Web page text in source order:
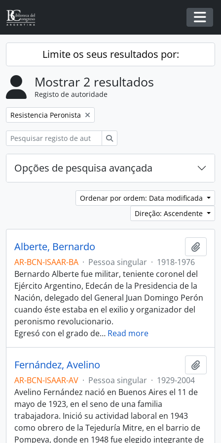
Skip to main content
Limite os seus resultados por:
Mostrar 2 resultados
Registo de autoridade
Remover filtro:
Resistencia Peronista
Opções de pesquisa avançada
Ordenar por ordem: Data modificada
Direção: Ascendente
Alberte, Bernardo
AR-BCN-ISAAR-BA · Pessoa singular · 1918-1976
Bernardo Alberte fue militar, teniente coronel del
Ejército Argentino, Edecán de la Presidencia de la
Nación, delegado del General Juan Domingo Perón
cuando éste estaba en el exilio y organizador del
peronismo revolucionario.
Egresó con el grado de… Read more
Fernández, Avelino
AR-BCN-ISAAR-AV · Pessoa singular · 1929-2004
Avelino Fernández nació en Buenos Aires el 11 de
mayo de 1923, en el seno de una familia
trabajadora. Inició su actividad laboral en 1943
como obrero de la Tejeduría Mitre, en el barrio de
Pompeya, donde en 1948 fue elegido integrante de